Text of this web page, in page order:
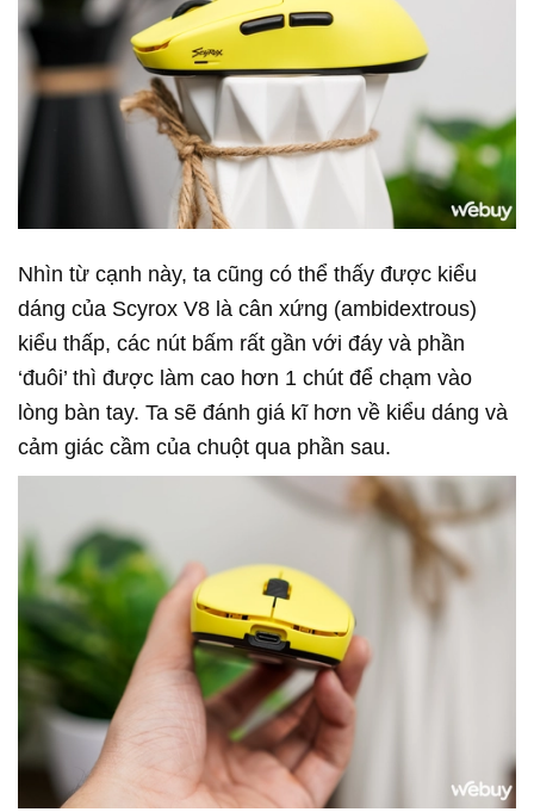
Nhìn từ cạnh này, ta cũng có thể thấy được kiểu
dáng của Scyrox V8 là cân xứng (ambidextrous)
kiểu thấp, các nút bấm rất gần với đáy và phần
‘đuôi’ thì được làm cao hơn 1 chút để chạm vào
lòng bàn tay. Ta sẽ đánh giá kĩ hơn về kiểu dáng và
cảm giác cầm của chuột qua phần sau.